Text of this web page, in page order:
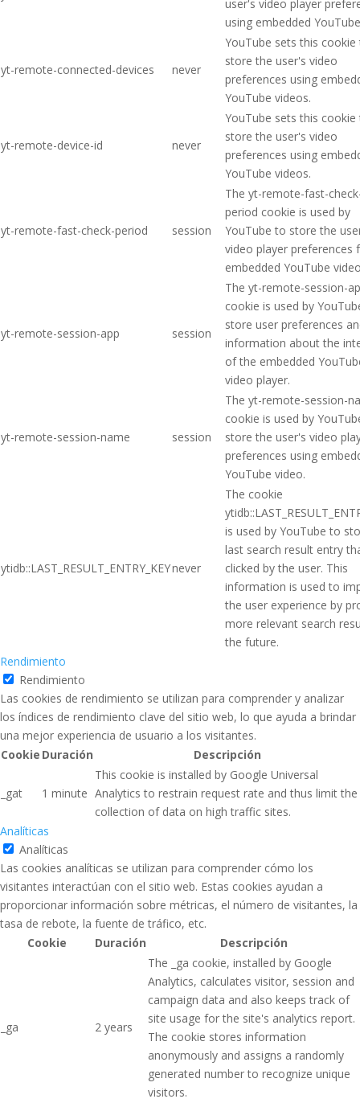
user's video player
using embedded
yt-remote-connected-devices never
YouTube sets this cookie
store the user's video
preferences using
YouTube videos.
yt-remote-device-id never
YouTube sets this cookie
store the user's video
preferences using
YouTube videos.
yt-remote-fast-check-period session
The yt-remote-fast-
period cookie is used by
YouTube to store the
video player preferences
embedded YouTube
yt-remote-session-app session
The yt-remote-session-
cookie is used by
store user preferences
information about the
of the embedded
video player.
yt-remote-session-name session
The yt-remote-session-
cookie is used by
store the user's video
preferences using
YouTube video.
ytidb::LAST_RESULT_ENTRY_KEYnever
The cookie
is used by YouTube to
last search result entry
clicked by the user. This
information is used to
the user experience by
more relevant search
the future.
Rendimiento
Rendimiento
Las cookies de rendimiento se utilizan para comprender y analizar
los índices de rendimiento clave del sitio web, lo que ayuda a brindar
una mejor experiencia de usuario a los visitantes.
Cookie Duración Descripción
_gat 1 minute
This cookie is installed by Google Universal
Analytics to restrain request rate and thus limit the
collection of data on high traffic sites.
Analíticas
Analíticas
Las cookies analíticas se utilizan para comprender cómo los
visitantes interactúan con el sitio web. Estas cookies ayudan a
proporcionar información sobre métricas, el número de visitantes, la
tasa de rebote, la fuente de tráfico, etc.
Cookie
Duración Descripción
_ga 2 years
The _ga cookie, installed by Google
Analytics, calculates visitor, session and
campaign data and also keeps track of
site usage for the site's analytics report.
The cookie stores information
anonymously and assigns a randomly
generated number to recognize unique
visitors.